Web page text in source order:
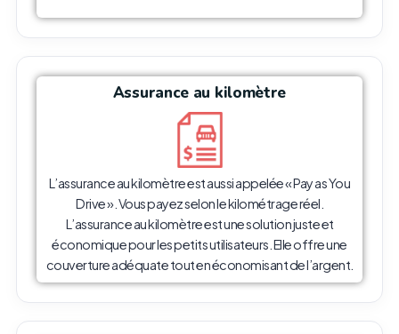
Assurance au kilomètre
L’assurance au kilomètre est aussi appelée « Pay as You
Drive ». Vous payez selon le kilométrage réel.
L’assurance au kilomètre est une solution juste et
économique pour les petits utilisateurs. Elle offre une
couverture adéquate tout en économisant de l’argent.